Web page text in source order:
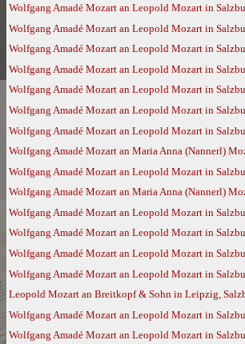
Wolfgang Amadé Mozart an Leopold Mozart in
Wolfgang Amadé Mozart an Leopold Mozart in
Wolfgang Amadé Mozart an Leopold Mozart in
Wolfgang Amadé Mozart an Leopold Mozart in
Wolfgang Amadé Mozart an Leopold Mozart in
Wolfgang Amadé Mozart an Leopold Mozart in
Wolfgang Amadé Mozart an Leopold Mozart in
Wolfgang Amadé Mozart an Maria Anna (Nannerl)
Wolfgang Amadé Mozart an Leopold Mozart in
Wolfgang Amadé Mozart an Maria Anna (Nannerl)
Wolfgang Amadé Mozart an Leopold Mozart in
Wolfgang Amadé Mozart an Leopold Mozart in
Wolfgang Amadé Mozart an Leopold Mozart in
Wolfgang Amadé Mozart an Leopold Mozart in
Leopold Mozart an Breitkopf & Sohn in Leipzig,
Wolfgang Amadé Mozart an Leopold Mozart in
Wolfgang Amadé Mozart an Leopold Mozart in